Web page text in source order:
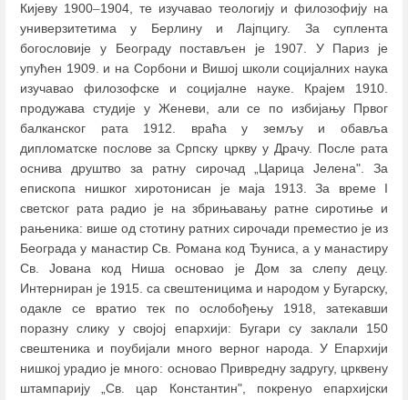
Кијеву 1900–1904, те изучавао теологију и филозофију на
универзитетима у Берлину и Лајпцигу. За суплента
богословије у Београду постављен је 1907. У Париз је
упућен 1909. и на Сорбони и Вишој школи социјалних наука
изучавао филозофске и социјалне науке. Крајем 1910.
продужава студије у Женеви, али се по избијању Првог
балканског рата 1912. враћа у земљу и обавља
дипломатске послове за Српску цркву у Драчу. После рата
оснива друштво за ратну сирочад „Царица Јелена". За
епископа нишког хиротонисан је маја 1913. За време I
светског рата радио је на збрињавању ратне сиротиње и
рањеника: више од стотину ратних сирочади преместио је из
Београда у манастир Св. Романа код Ђуниса, а у манастиру
Св. Јована код Ниша основао је Дом за слепу децу.
Интерниран је 1915. са свештеницима и народом у Бугарску,
одакле се вратио тек по ослобођењу 1918, затекавши
поразну слику у својој епархији: Бугари су заклали 150
свештеника и поубијали много верног народа. У Епархији
нишкој урадио је много: основао Привредну задругу, црквену
штампарију „Св. цар Константин", покренуо епархијски